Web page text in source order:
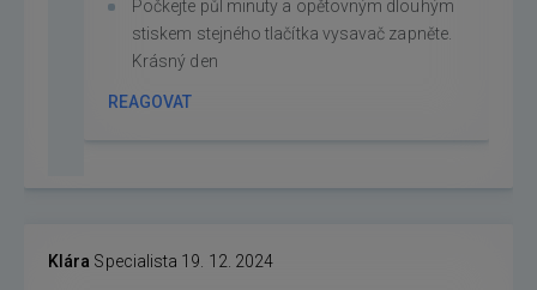
Počkejte půl minuty a opětovným dlouhým
stiskem stejného tlačítka vysavač zapněte.
Krásný den
REAGOVAT
Klára Specialista 19. 12. 2024